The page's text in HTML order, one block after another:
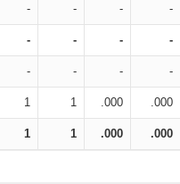
- - - -
- - - -
- - - -
1 1 .000 .000
1 1 .000 .000